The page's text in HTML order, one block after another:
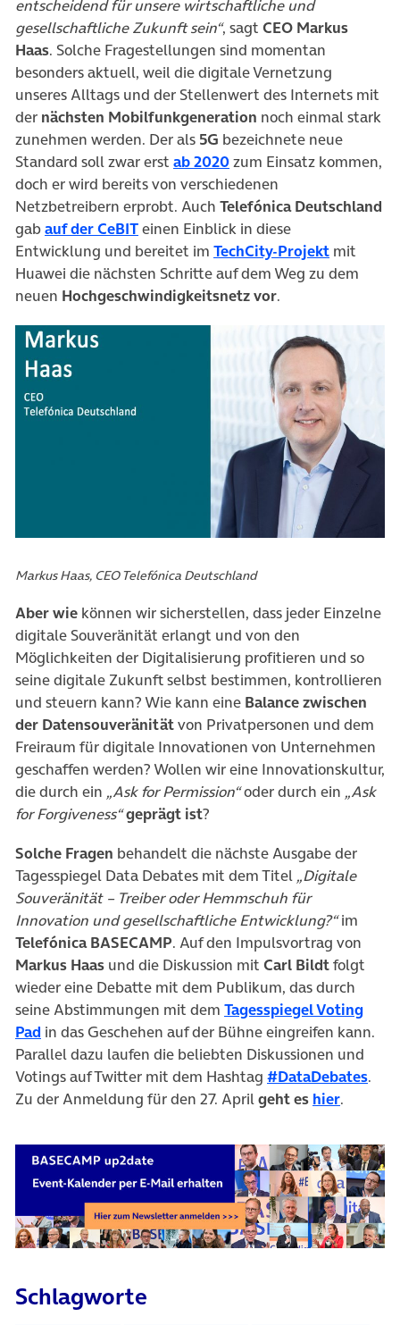
entscheidend für unsere wirtschaftliche und
gesellschaftliche Zukunft sein“, sagt CEO Markus
Haas. Solche Fragestellungen sind momentan
besonders aktuell, weil die digitale Vernetzung
unseres Alltags und der Stellenwert des Internets mit
der nächsten Mobilfunkgeneration noch einmal stark
zunehmen werden. Der als 5G bezeichnete neue
Standard soll zwar erst ab 2020(öffnet in neuem Tab)
zum Einsatz kommen,
doch er wird bereits von verschiedenen
Netzbetreibern erprobt. Auch Telefónica Deutschland
gabauf der CeBIT(öffnet in neuem Tab)
einen Einblick in diese
Entwicklung und bereitet im TechCity-Projekt(öffnet in
mit
Huawei die nächsten Schritte auf dem Weg zu dem
neuen Hochgeschwindigkeitsnetz vor.
Markus Haas, CEO Telefónica Deutschland
Aber wie können wir sicherstellen, dass jeder Einzelne
digitale Souveränität erlangt und von den
Möglichkeiten der Digitalisierung profitieren und so
seine digitale Zukunft selbst bestimmen, kontrollieren
und steuern kann? Wie kann eine Balance zwischen
der Datensouveränitätvon Privatpersonen und dem
Freiraum für digitale Innovationen von Unternehmen
geschaffen werden? Wollen wir eine Innovationskultur,
die durch ein „Ask for Permission“oder durch ein „Ask
for Forgiveness“geprägt ist?
Solche Fragen behandelt die nächste Ausgabe der
Tagesspiegel Data Debates mit dem Titel „Digitale
Souveränität – Treiber oder Hemmschuh für
Innovation und gesellschaftliche Entwicklung?“im
Telefónica BASECAMP. Auf den Impulsvortrag von
Markus Haas und die Diskussion mit Carl Bildtfolgt
wieder eine Debatte mit dem Publikum, das durch
seine Abstimmungen mit dem Tagesspiegel Voting
Pad (öffnet in neuem Tab)
in das Geschehen auf der Bühne eingreifen kann.
Parallel dazu laufen die beliebten Diskussionen und
Votings auf Twitter mit dem Hashtag #DataDebates.
Zu der Anmeldung für den 27. Aprilgeht es hier(öffnet
.
Schlagworte